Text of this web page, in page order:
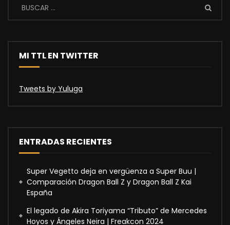
MI TTL EN TWITTER
Tweets by Yuluga
ENTRADAS RECIENTES
Super Vegetto deja en vergüenza a Super Buu |
Comparación Dragon Ball Z y Dragon Ball Z Kai
España
El legado de Akira Toriyama “Tributo” de Mercedes
Hoyos y Ángeles Neira | Freakcon 2024